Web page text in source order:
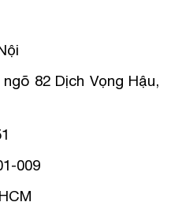
82 Dịch Vọng Hậu,
009